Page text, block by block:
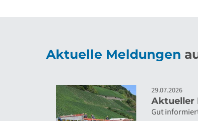
Aktuelle Meldungen
29.07.2026
Aktueller
Gut